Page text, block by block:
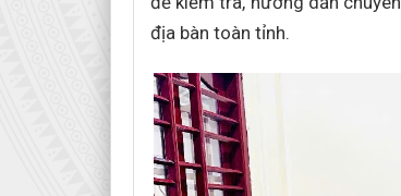
địa bàn toàn tỉnh.